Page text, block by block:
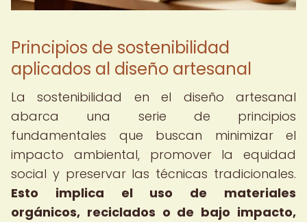
Principios de sostenibilidad
aplicados al diseño artesanal
La sostenibilidad en el diseño artesanal
abarca una serie de principios
fundamentales que buscan minimizar el
impacto ambiental, promover la equidad
social y preservar las técnicas tradicionales.
Esto implica el uso de materiales
orgánicos, reciclados o de bajo impacto,